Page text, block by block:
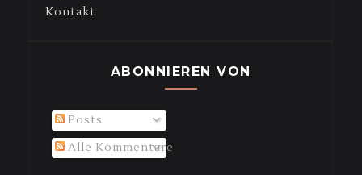
Kontakt
ABONNIEREN VON
Posts
Alle Kommentare